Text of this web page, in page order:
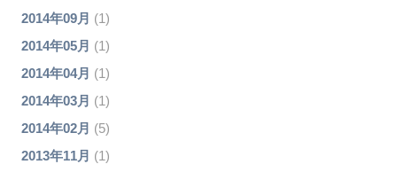
2014年09月 (1)
2014年05月 (1)
2014年04月 (1)
2014年03月 (1)
2014年02月 (5)
2013年11月 (1)